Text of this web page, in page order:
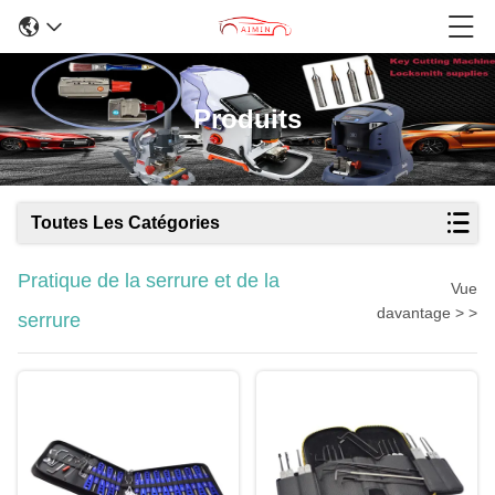
Produits
Toutes Les Catégories
Pratique de la serrure et de la
serrure
Vue
davantage > >